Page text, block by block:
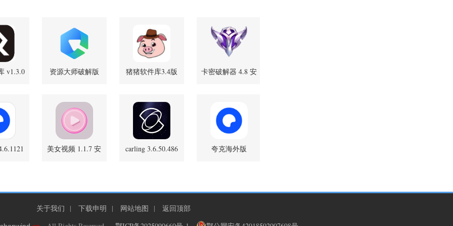
v1.3.0
资源大师破解版
猪猪软件库3.4版
卡密破解器 4.8 安
美女视频 1.1.7 安
carling 3.6.50.486
夸克海外版
关于我们 | 下载申明 | 网站地图 | 返回顶部